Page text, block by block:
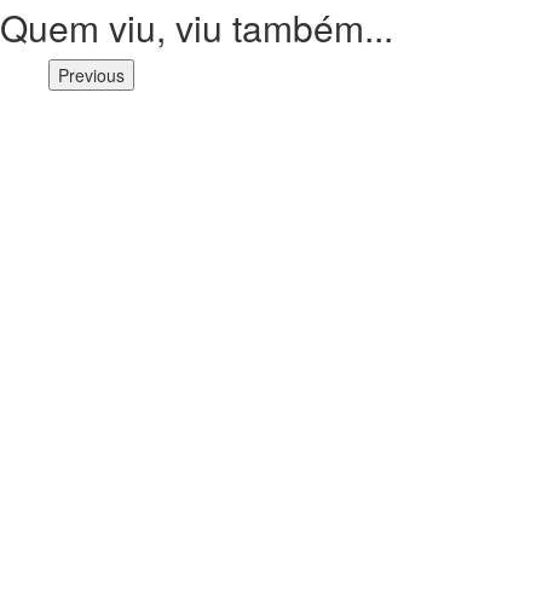
Quem viu, viu também...
Previous